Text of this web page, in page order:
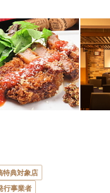
特典対象店
行事業者